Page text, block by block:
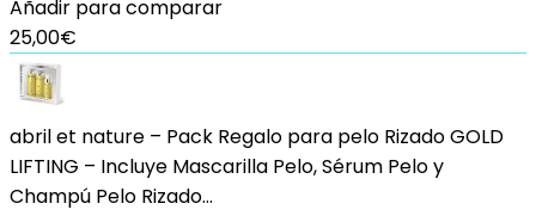
Añadir para comparar
25,00€
abril et nature – Pack Regalo para pelo Rizado GOLD
LIFTING – Incluye Mascarilla Pelo, Sérum Pelo y
Champú Pelo Rizado…